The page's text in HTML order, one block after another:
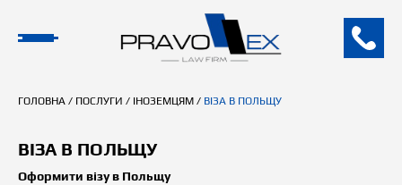
ГОЛОВНА / ПОСЛУГИ / ІНОЗЕМЦЯМ / ВІЗА В ПОЛЬЩУ
ВІЗА В ПОЛЬЩУ
Оформити візу в Польщу